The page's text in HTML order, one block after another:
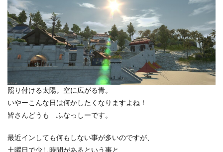
照り付ける太陽。空に広がる青。
いやーこんな日は何かしたくなりますよね！
皆さんどうも ふなっしーです。
最近インしても何もしない事が多いのですが、
土曜日で少し時間があるという事と、